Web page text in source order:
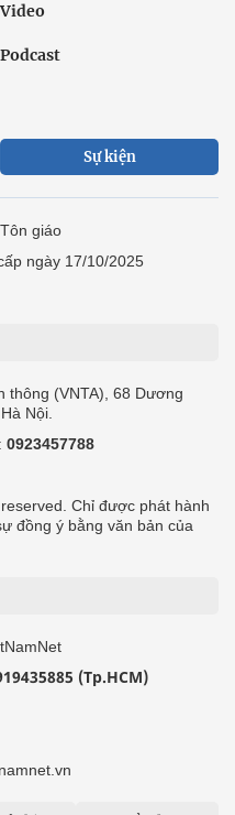
Video
Podcast
Sự kiện
giáo
ngày 17/10/2025
thông (VNTA), 68 Dương
Nội.
0923457788
Chỉ được phát hành
đồng ý bằng văn bản của
(Tp.HCM)